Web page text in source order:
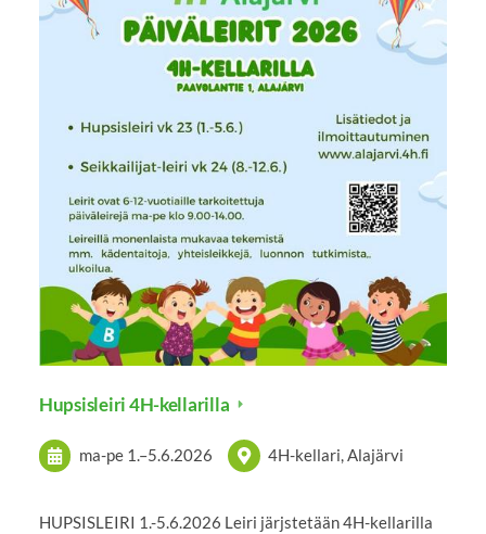
Hupsisleiri 4H-kellarilla
ma-pe 1.–5.6.2026 4H-kellari, Alajärvi
HUPSISLEIRI 1.-5.6.2026 Leiri järjstetään 4H-kellarilla